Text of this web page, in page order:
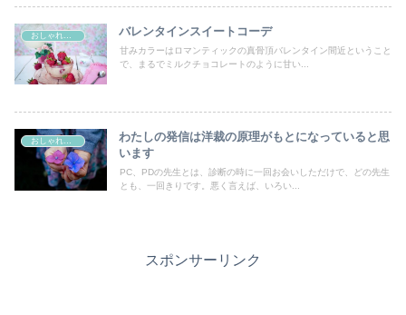
バレンタインスイートコーデ
甘みカラーはロマンティックの真骨頂バレンタイン間近ということ
で、まるでミルクチョコレートのように甘い...
おしゃれの好きなすべての女性たちへ
わたしの発信は洋裁の原理がもとになっていると思
います
PC、PDの先生とは、診断の時に一回お会いしただけで、どの先生
とも、一回きりです。悪く言えば、いろい...
スポンサーリンク